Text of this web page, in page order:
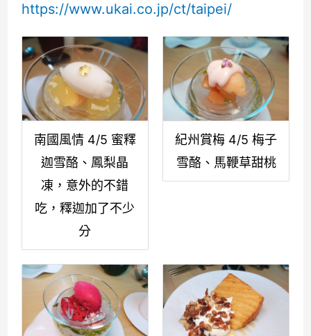
https://www.ukai.co.jp/ct/taipei/
南國風情 4/5 蜜釋
迦雪酪、鳳梨晶
凍，意外的不錯
吃，釋迦加了不少
分
紀州賞梅 4/5 梅子
雪酪、馬鞭草甜桃